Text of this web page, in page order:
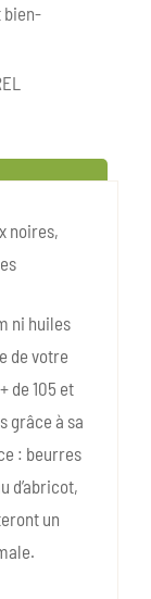
bien-
noires,
ni huiles
de votre
de 105 et
grâce à sa
: beurres
d’abricot,
un